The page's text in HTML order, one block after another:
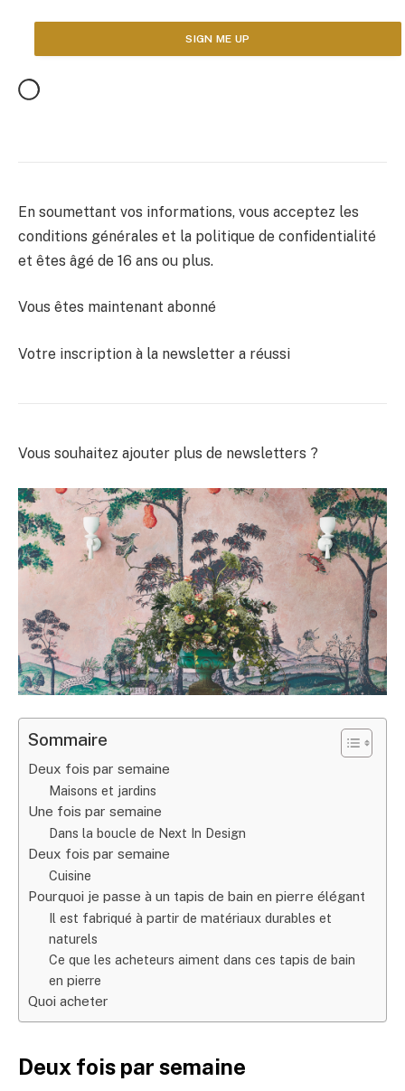
En soumettant vos informations, vous acceptez les
conditions générales et la politique de confidentialité
et êtes âgé de 16 ans ou plus.
Vous êtes maintenant abonné
Votre inscription à la newsletter a réussi
Vous souhaitez ajouter plus de newsletters ?
Sommaire
Deux fois par semaine
Maisons et jardins
Une fois par semaine
Dans la boucle de Next In Design
Deux fois par semaine
Cuisine
Pourquoi je passe à un tapis de bain en pierre élégant
Il est fabriqué à partir de matériaux durables et
naturels
Ce que les acheteurs aiment dans ces tapis de bain
en pierre
Quoi acheter
Deux fois par semaine